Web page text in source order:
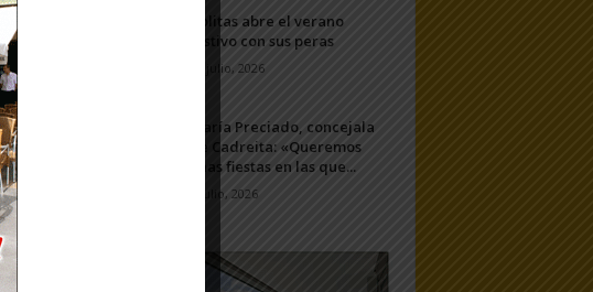
Ablitas abre el verano
festivo con sus peras
11 julio, 2026
María Preciado, concejala
de Cadreita: «Queremos
unas fiestas en las que...
7 julio, 2026